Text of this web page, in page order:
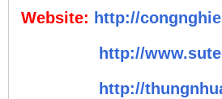
Website: http://
http://
http://